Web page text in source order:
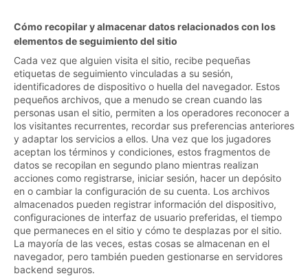
Cómo recopilar y almacenar datos relacionados con los
elementos de seguimiento del sitio
Cada vez que alguien visita el sitio, recibe pequeñas
etiquetas de seguimiento vinculadas a su sesión,
identificadores de dispositivo o huella del navegador. Estos
pequeños archivos, que a menudo se crean cuando las
personas usan el sitio, permiten a los operadores reconocer a
los visitantes recurrentes, recordar sus preferencias anteriores
y adaptar los servicios a ellos. Una vez que los jugadores
aceptan los términos y condiciones, estos fragmentos de
datos se recopilan en segundo plano mientras realizan
acciones como registrarse, iniciar sesión, hacer un depósito
en o cambiar la configuración de su cuenta. Los archivos
almacenados pueden registrar información del dispositivo,
configuraciones de interfaz de usuario preferidas, el tiempo
que permaneces en el sitio y cómo te desplazas por el sitio.
La mayoría de las veces, estas cosas se almacenan en el
navegador, pero también pueden gestionarse en servidores
backend seguros.